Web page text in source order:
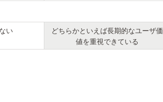
い
どちらかといえば長期的なユーザ価
値を重視できている